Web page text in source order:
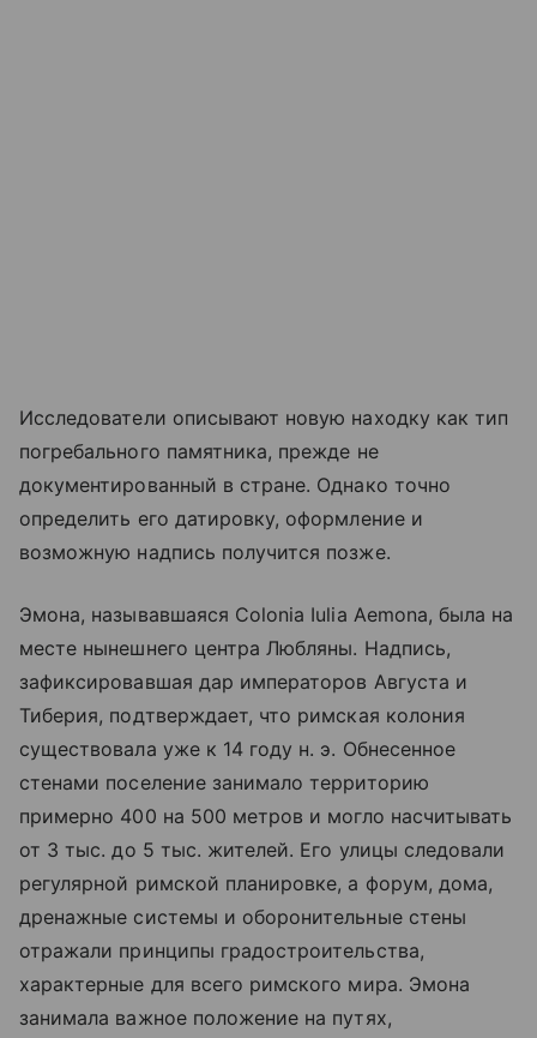
Исследователи описывают новую находку как тип
погребального памятника, прежде не
документированный в стране. Однако точно
определить его датировку, оформление и
возможную надпись получится позже.
Эмона, называвшаяся Colonia Iulia Aemona, была на
месте нынешнего центра Любляны. Надпись,
зафиксировавшая дар императоров Августа и
Тиберия, подтверждает, что римская колония
существовала уже к 14 году н. э. Обнесенное
стенами поселение занимало территорию
примерно 400 на 500 метров и могло насчитывать
от 3 тыс. до 5 тыс. жителей. Его улицы следовали
регулярной римской планировке, а форум, дома,
дренажные системы и оборонительные стены
отражали принципы градостроительства,
характерные для всего римского мира. Эмона
занимала важное положение на путях,